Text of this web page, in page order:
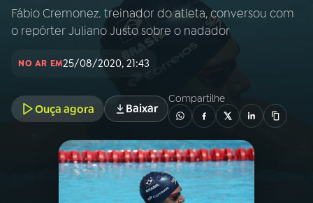
AO VIVO
INÍCIO
A RÁDIO
PROGRAMAÇÃO
PROGRAMAS
Fábio Cremonez. treinador do atleta, conversou com
o repórter Juliano Justo sobre o nadador
NO AR EM25/08/2020, 21:43
Ouça agora Baixar
Compartilhe